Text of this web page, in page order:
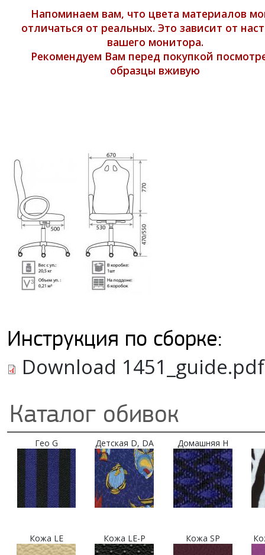
Напоминаем вам, что цвета материалов
отличаться от реальных. Это зависит от
вашего монитора.
Рекомендуем Вам перед покупкой
образцы вживую
Инструкция по сборке:
Download 1451_guide.pdf
Каталог обивок
Гео G Детская D, DA Домашняя H
Кожа LE Кожа LE-P Кожа SP